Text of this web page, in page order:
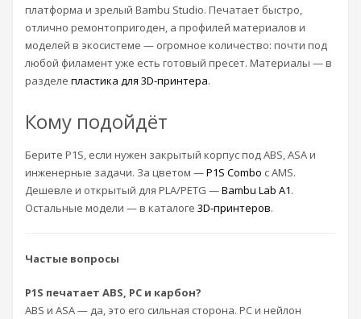
платформа и зрелый Bambu Studio. Печатает быстро,
отлично ремонтопригоден, а профилей материалов и
моделей в экосистеме — огромное количество: почти под
любой филамент уже есть готовый пресет. Материалы — в
разделе пластика для 3D-принтера.
Кому подойдёт
Берите P1S, если нужен закрытый корпус под ABS, ASA и
инженерные задачи. За цветом —P1S Combo с AMS.
Дешевле и открытый для PLA/PETG —Bambu Lab A1.
Остальные модели — в каталоге 3D-принтеров.
Частые вопросы
P1S печатает ABS, PC и карбон?
ABS и ASA — да, это его сильная сторона. PC и нейлон